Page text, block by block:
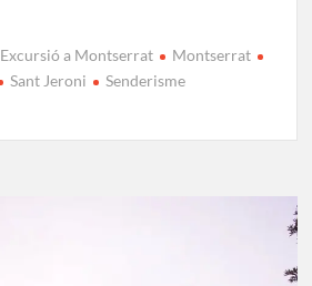
Excursió a Montserrat
Montserrat
Sant Jeroni Senderisme